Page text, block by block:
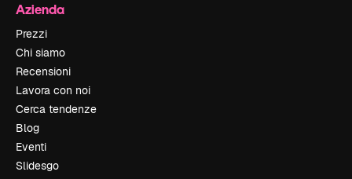
Azienda
Prezzi
Chi siamo
Recensioni
Lavora con noi
Cerca tendenze
Blog
Eventi
Slidesgo